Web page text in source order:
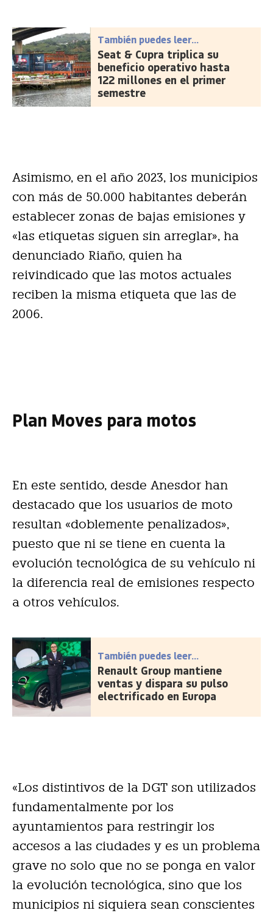
También puedes leer...
Seat & Cupra triplica su
beneficio operativo hasta
122 millones en el primer
semestre
Asimismo, en el año 2023, los municipios
con más de 50.000 habitantes deberán
establecer zonas de bajas emisiones y
«las etiquetas siguen sin arreglar», ha
denunciado Riaño, quien ha
reivindicado que las motos actuales
reciben la misma etiqueta que las de
2006.
Plan Moves para motos
En este sentido, desde Anesdor han
destacado que los usuarios de moto
resultan «doblemente penalizados»,
puesto que ni se tiene en cuenta la
evolución tecnológica de su vehículo ni
la diferencia real de emisiones respecto
a otros vehículos.
También puedes leer...
Renault Group mantiene
ventas y dispara su pulso
electrificado en Europa
«Los distintivos de la DGT son utilizados
fundamentalmente por los
ayuntamientos para restringir los
accesos a las ciudades y es un problema
grave no solo que no se ponga en valor
la evolución tecnológica, sino que los
municipios ni siquiera sean conscientes